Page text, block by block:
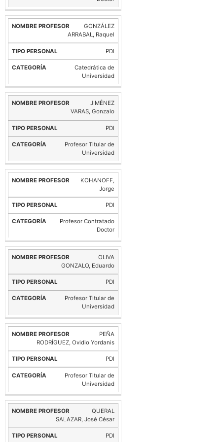
GONZÁLEZ
ARRABAL, Raquel
PDI
Catedrática de
Universidad
JIMÉNEZ
VARAS, Gonzalo
PDI
Profesor Titular de
Universidad
KOHANOFF,
Jorge
PDI
Profesor Contratado
Doctor
OLIVA
GONZALO, Eduardo
PDI
Profesor Titular de
Universidad
PEÑA
RODRÍGUEZ, Ovidio Yordanis
PDI
Profesor Titular de
Universidad
QUERAL
SALAZAR, José César
PDI